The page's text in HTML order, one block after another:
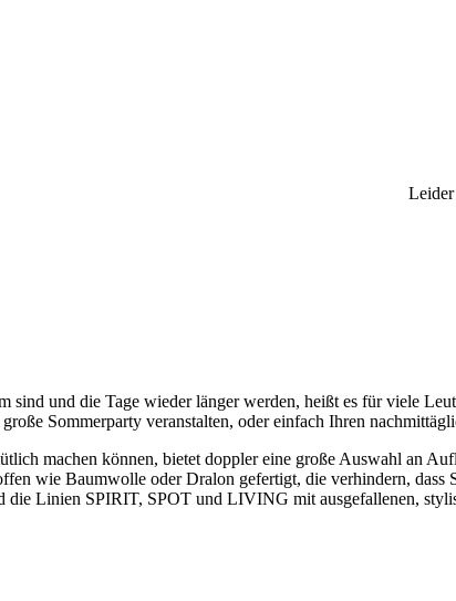
sind und die Tage wieder länger werden, heißt es für viele
Sommerparty veranstalten, oder einfach Ihren
machen können, bietet doppler eine große Auswahl an
wie Baumwolle oder Dralon gefertigt, die verhindern,
die Linien SPIRIT, SPOT und LIVING mit ausgefallenen,